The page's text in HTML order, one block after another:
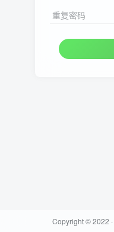
重复密码
Copyright © 2022 ·